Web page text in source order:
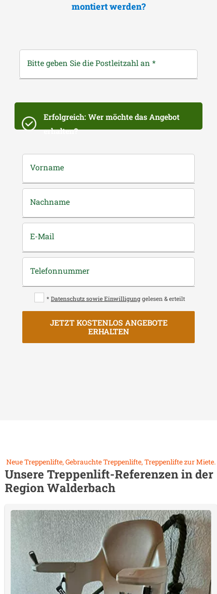
montiert werden?
Bitte geben Sie die Postleitzahl an *
Erfolgreich: Wer möchte das Angebot
erhalten?
Vorname
Nachname
E-Mail
Telefonnummer
* Datenschutz sowie Einwilligung gelesen & erteilt
JETZT KOSTENLOS ANGEBOTE
ERHALTEN
Neue Treppenlifte, Gebrauchte Treppenlifte, Treppenlifte zur Miete.
Unsere Treppenlift-Referenzen in der
RegionWalderbach